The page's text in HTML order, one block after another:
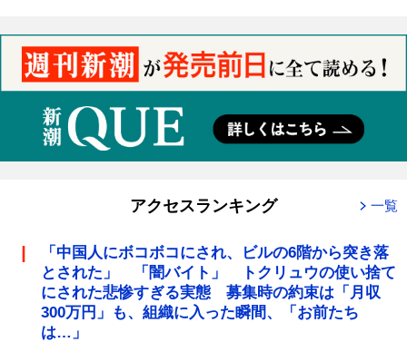
アクセスランキング 一覧
「中国人にボコボコにされ、ビルの6階から突き落
とされた」 「闇バイト」 トクリュウの使い捨て
にされた悲惨すぎる実態 募集時の約束は「月収
300万円」も、組織に入った瞬間、「お前たち
は…」